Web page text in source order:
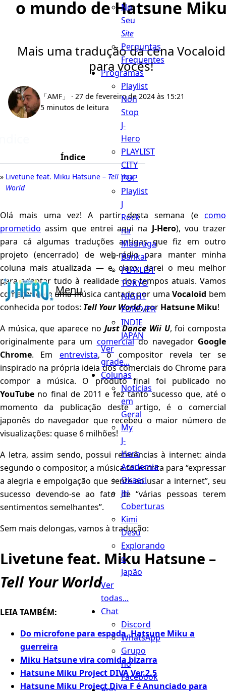
Menu
No
Seu
Site
Perguntas
Frequentes
Programas
Playlist
Non
Stop
J-
Hero
PLAYLIST
CITY
POP
Playlist
J
Rock
na
Madruga
Bankai
PLAYLIST
TOKYO
NIGHT
FOREVER
INDIE
JAPAN
Ver
grade...
Colunas
Notícias
em
Geral
My
J-
Hero
Academia
Okaeri
JH
Coberturas
Kimi
Desu
Explorando
o
Japão
Ver
todas...
Chat
Discord
WhatsApp
Grupo
no
Facebook
o mundo de Hatsune
Mais uma tradução da cena Vocaloid
para vocês!
「AMF」
· 27 de fevereiro de 2024 às 15:21
5 minutos de leitura
Índice
Livetune feat. Miku Hatsune – Tell Your
World
Olá mais uma vez! A partir desta semana (e como
prometido assim que entrei aqui na J-Hero), vou trazer
para cá algumas traduções antigas que fiz em outro
projeto (encerrado) de web-rádio para manter minha
coluna mais atualizada — e, claro, darei o meu melhor
para adaptar tudo à realidade dos tempos atuais. Vamos
começar com uma música cantada por umaVocaloid bem
conhecida por todos: Tell Your World, por Hatsune Miku!
A música, que aparece no Just Dance Wii U, foi composta
originalmente para um comercialdo navegador Google
Chrome. Em entrevista, o compositor revela ter se
inspirado na própria ideia dos comerciais do Chrome para
compor a música. O produto final foi publicado no
YouTube no final de 2011 e fez tanto sucesso que, até o
momento da publicação deste artigo, é o comercial
japonês do navegador que recebeu o maior número de
visualizações: quase 6 milhões!
A letra, assim sendo, possui referências à internet: ainda
segundo o compositor, a música foi escrita para “expressar
a alegria e empolgação que sente ao usar a internet”, seu
sucesso devendo-se ao fato de “várias pessoas terem
sentimentos semelhantes”.
Sem mais delongas, vamos à tradução:
Livetune feat. Miku Hatsune –
Tell Your World
LEIA TAMBÉM:
Do microfone para espada, Hatsune Miku a
guerreira
Miku Hatsune vira comida bizarra
Hatsune Miku Project DIVA Ver.2.5
Hatsune Miku Project Diva F é Anunciado para